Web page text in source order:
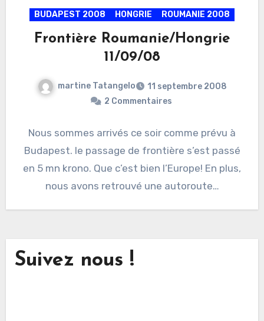
BUDAPEST 2008 HONGRIE ROUMANIE 2008
Frontière Roumanie/Hongrie
11/09/08
martine Tatangelo
11 septembre 2008
2 Commentaires
Nous sommes arrivés ce soir comme prévu à
Budapest. le passage de frontière s’est passé
en 5 mn krono. Que c’est bien l’Europe! En plus,
nous avons retrouvé une autoroute…
Suivez nous !